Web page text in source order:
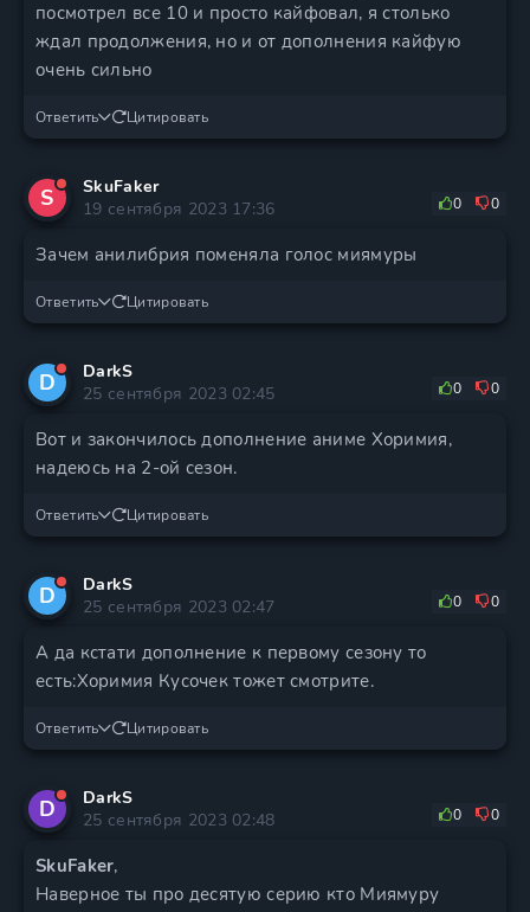
посмотрел все 10 и просто кайфовал, я столько
ждал продолжения, но и от дополнения кайфую
очень сильно
Ответить Цитировать
S
SkuFaker
19 сентября 2023 17:36
0 0
Зачем анилибрия поменяла голос миямуры
Ответить Цитировать
D
DarkS
25 сентября 2023 02:45
0 0
Вот и закончилось дополнение аниме Хоримия,
надеюсь на 2-ой сезон.
Ответить Цитировать
D
DarkS
25 сентября 2023 02:47
0 0
А да кстати дополнение к первому сезону то
есть:Хоримия Кусочек тожет смотрите.
Ответить Цитировать
D
DarkS
25 сентября 2023 02:48
0 0
SkuFaker,
Наверное ты про десятую серию кто Миямуру